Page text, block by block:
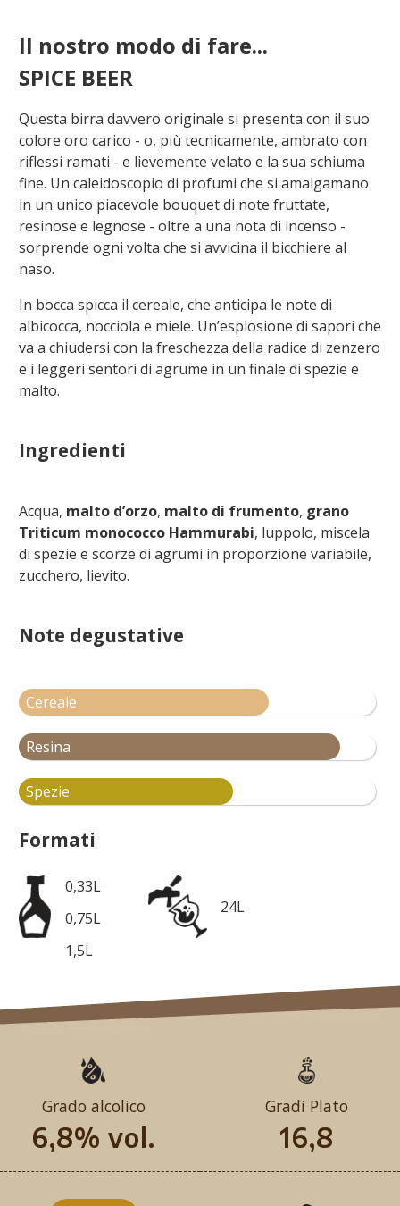
Il nostro modo di fare...
SPICE BEER
Questa birra davvero originale si presenta con il suo
colore oro carico - o, più tecnicamente, ambrato con
riflessi ramati - e lievemente velato e la sua schiuma
fine. Un caleidoscopio di profumi che si amalgamano
in un unico piacevole bouquet di note fruttate,
resinose e legnose - oltre a una nota di incenso -
sorprende ogni volta che si avvicina il bicchiere al
naso.
In bocca spicca il cereale, che anticipa le note di
albicocca, nocciola e miele. Un’esplosione di sapori che
va a chiudersi con la freschezza della radice di zenzero
e i leggeri sentori di agrume in un finale di spezie e
malto.
Ingredienti
Acqua, malto d’orzo, malto di frumento, grano
Triticum monococco Hammurabi, luppolo, miscela
di spezie e scorze di agrumi in proporzione variabile,
zucchero, lievito.
Note degustative
Cereale
Resina
Spezie
Formati
0,33L
0,75L
1,5L
24L
Grado alcolico
6,8% vol.
Gradi Plato
16,8